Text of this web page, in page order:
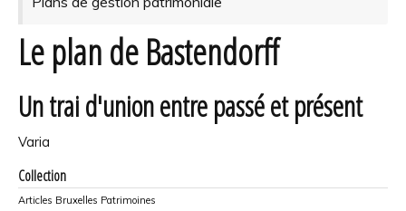
Le plan de Bastendorff
Un trai d'union entre passé et présent
Varia
Collection
Articles Bruxelles Patrimoines